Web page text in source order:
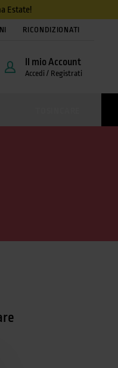
Estate!
RICONDIZIONATI
Il mio Account
Accedi / Registrati